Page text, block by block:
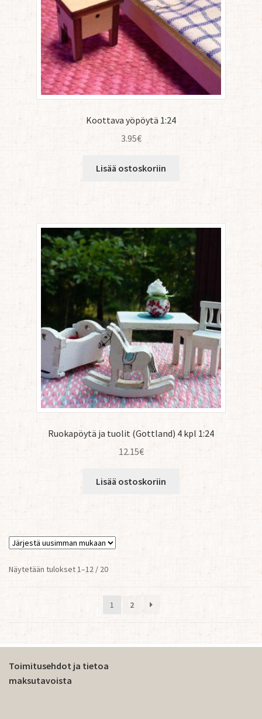
Koottava yöpöytä 1:24
3.95€
Lisää ostoskoriin
Ruokapöytä ja tuolit (Gottland) 4 kpl 1:24
12.15€
Lisää ostoskoriin
Näytetään tulokset 1–12 / 20Sorted
1
2
Toimitusehdot ja tietoa
maksutavoista